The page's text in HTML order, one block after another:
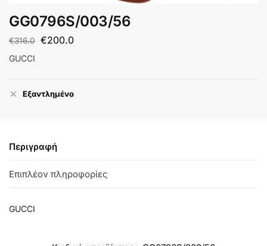
GG0796S/003/56
€316.0 €200.0
GUCCI
Εξαντλημένο
Περιγραφή
Επιπλέον πληροφορίες
GUCCI